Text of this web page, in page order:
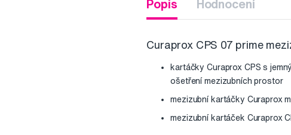
Popis Hodnocení
Curaprox CPS 07 prime
kartáčky Curaprox CPS s
ošetření mezizubních prostor
mezizubní kartáčky Curaprox
mezizubní kartáček Curaprox